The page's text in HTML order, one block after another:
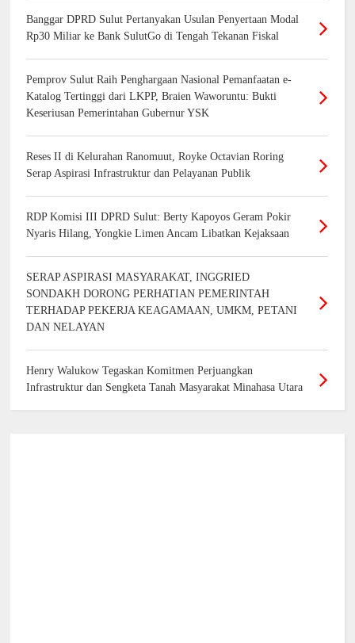
Banggar DPRD Sulut Pertanyakan Usulan Penyertaan Modal
Rp30 Miliar ke Bank SulutGo di Tengah Tekanan Fiskal
Pemprov Sulut Raih Penghargaan Nasional Pemanfaatan e-
Katalog Tertinggi dari LKPP, Braien Waworuntu: Bukti
Keseriusan Pemerintahan Gubernur YSK
Reses II di Kelurahan Ranomuut, Royke Octavian Roring
Serap Aspirasi Infrastruktur dan Pelayanan Publik
RDP Komisi III DPRD Sulut: Berty Kapoyos Geram Pokir
Nyaris Hilang, Yongkie Limen Ancam Libatkan Kejaksaan
SERAP ASPIRASI MASYARAKAT, INGGRIED
SONDAKH DORONG PERHATIAN PEMERINTAH
TERHADAP PEKERJA KEAGAMAAN, UMKM, PETANI
DAN NELAYAN
Henry Walukow Tegaskan Komitmen Perjuangkan
Infrastruktur dan Sengketa Tanah Masyarakat Minahasa Utara